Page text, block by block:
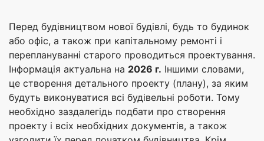
Перед будівництвом нової будівлі, будь то будинок
або офіс, а також при капітальному ремонті і
переплануванні старого проводиться проектування.
Інформація актуальна на 2026 г. Іншими словами,
це створення детального проекту (плану), за яким
будуть виконуватися всі будівельні роботи. Тому
необхідно заздалегідь подбати про створення
проекту і всіх необхідних документів, а також